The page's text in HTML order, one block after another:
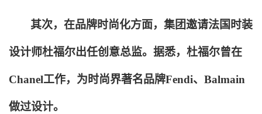
其次，在品牌时尚化方面，集团邀请法国时装
设计师杜福尔出任创意总监。据悉，杜福尔曾在
Chanel工作，为时尚界著名品牌Fendi、Balmain
做过设计。